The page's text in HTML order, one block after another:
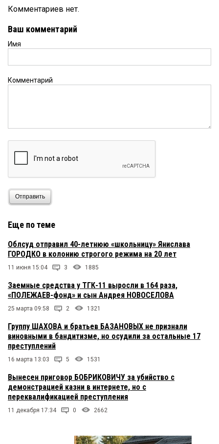
Комментариев нет.
Ваш комментарий
Имя
Комментарий
Отправить
Еще по теме
Облсуд отправил 40-летнюю «школьницу» Янислава
ГОРОДКО в колонию строгого режима на 20 лет
11 июня 15:04 3 1885
Заемные средства у ТГК-11 выросли в 164 раза,
«ПОЛЕЖАЕВ-фонд» и сын Андрея НОВОСЕЛОВА
25 марта 09:58 2 1321
Группу ШАХОВА и братьев БАЗАНОВЫХ не признали
виновными в бандитизме, но осудили за остальные 17
преступлений
16 марта 13:03 5 1531
Вынесен приговор БОБРИКОВИЧУ за убийство с
демонстрацией казни в интернете, но с
переквалификацией преступления
11 декабря 17:34 0 2662